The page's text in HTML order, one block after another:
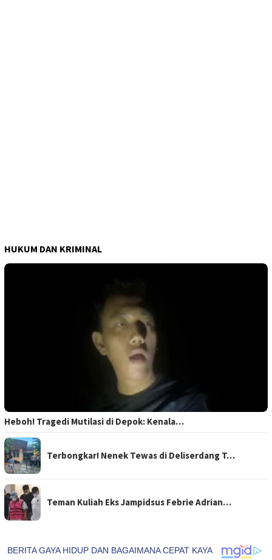
HUKUM DAN KRIMINAL
Heboh! Tragedi Mutilasi di Depok: Kenala…
Terbongkar! Nenek Tewas di Deliserdang T…
Teman Kuliah Eks Jampidsus Febrie Adrian…